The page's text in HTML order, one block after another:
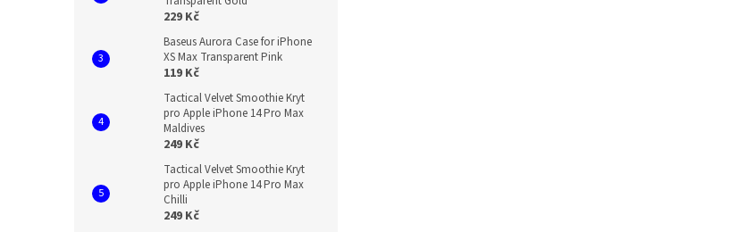
229 Kč
Baseus Aurora Case for iPhone
XS Max Transparent Pink
119 Kč
Tactical Velvet Smoothie Kryt
pro Apple iPhone 14 Pro Max
Maldives
249 Kč
Tactical Velvet Smoothie Kryt
pro Apple iPhone 14 Pro Max
Chilli
249 Kč